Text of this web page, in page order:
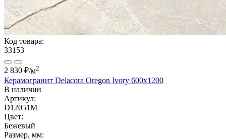
Код товара:
33153
2 830 ₽/м2
Керамогранит Delacora Oregon Ivory 600x1200
В наличии
Артикул:
D12051M
Цвет:
Бежевый
Размер, мм: